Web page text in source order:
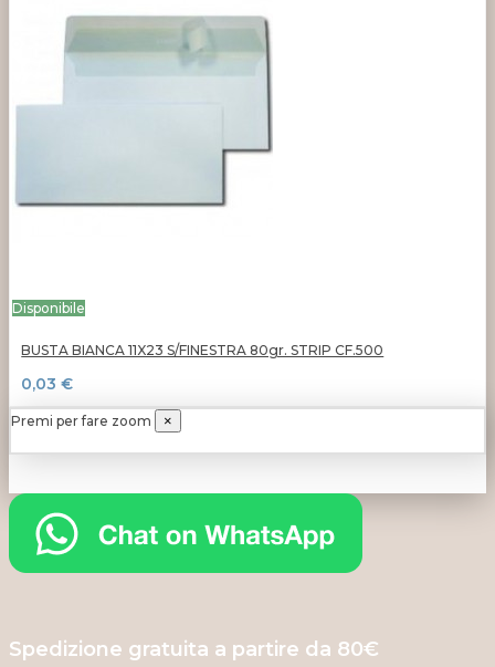
Disponibile
BUSTA BIANCA 11X23 S/FINESTRA 80gr. STRIP CF.500
0,03 €
Premi per fare zoom ×
Spedizione gratuita a partire da 80€